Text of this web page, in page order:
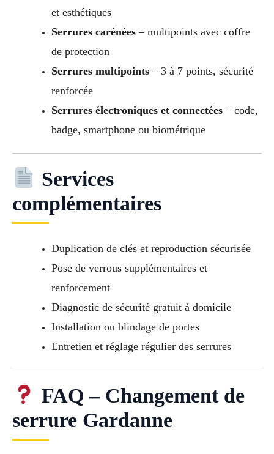
et esthétiques
Serrures carénées– multipoints avec coffre
de protection
Serrures multipoints– 3 à 7 points, sécurité
renforcée
Serrures électroniques et connectées– code,
badge, smartphone ou biométrique
Services
complémentaires
Duplication de clés et reproduction sécurisée
Pose de verrous supplémentaires et
renforcement
Diagnostic de sécurité gratuit à domicile
Installation ou blindage de portes
Entretien et réglage régulier des serrures
FAQ – Changement de
serrure Gardanne